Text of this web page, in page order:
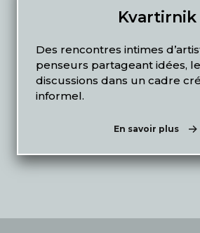
Kvartirnik
Des rencontres intimes
penseurs partageant idées,
discussions dans un cadre
informel.
En savoir plus